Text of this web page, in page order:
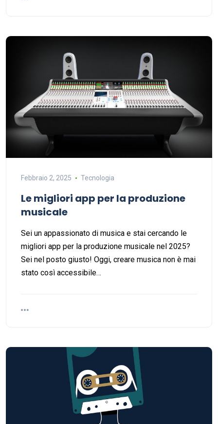
Febbraio 2, 2025 Tecnologia
Le migliori app per la produzione
musicale
Sei un appassionato di musica e stai cercando le
migliori app per la produzione musicale nel 2025?
Sei nel posto giusto! Oggi, creare musica non è mai
stato così accessibile…